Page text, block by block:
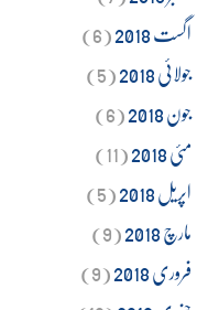
اگست 2018
(6)
جولائی 2018
(5)
جون 2018
(6)
مئی 2018
(11)
اپریل 2018
(5)
مارچ 2018
(9)
فروری 2018
(9)